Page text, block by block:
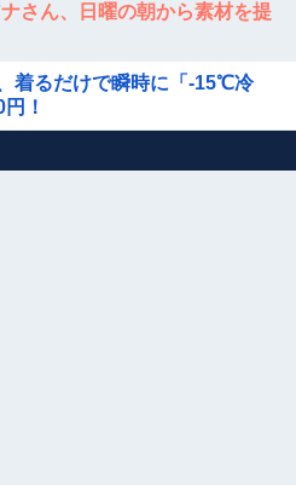
さん、日曜の朝から素材を提
着るだけで瞬時に「-15℃冷
！